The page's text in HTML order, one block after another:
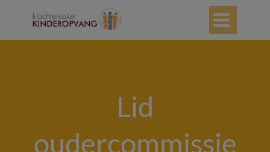

Lid
oudercommissie